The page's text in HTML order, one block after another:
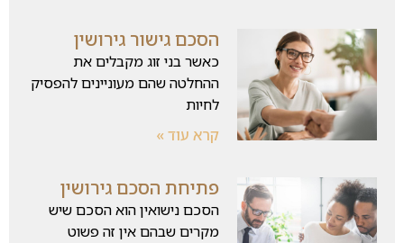
הסכם גישור גירושין
כאשר בני זוג מקבלים את
ההחלטה שהם מעוניינים להפסיק
לחיות
קרא עוד »
פתיחת הסכם גירושין
הסכם נישואין הוא הסכם שיש
מקרים שבהם אין זה פשוט